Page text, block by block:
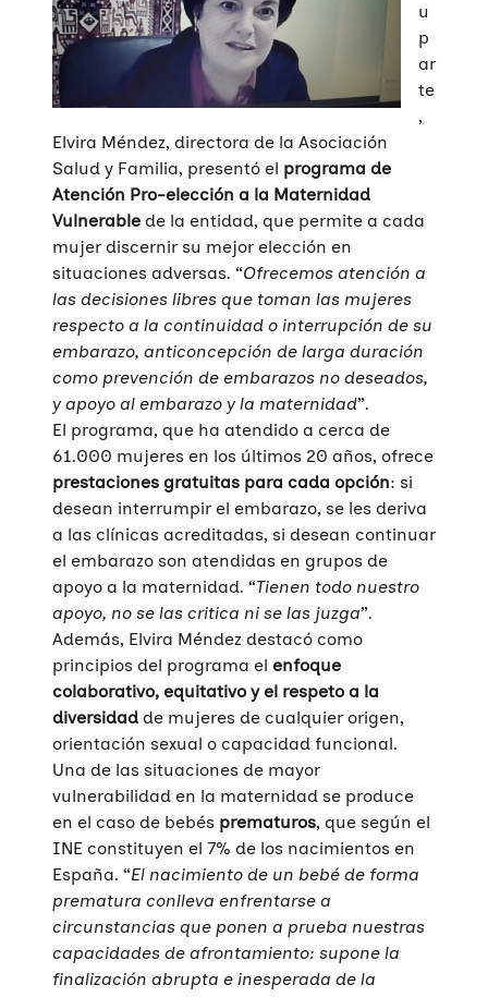
u
p
ar
te
,
Elvira Méndez, directora de la Asociación
Salud y Familia, presentó el programa de
Atención Pro-elección a la Maternidad
Vulnerable de la entidad, que permite a cada
mujer discernir su mejor elección en
situaciones adversas. “Ofrecemos atención a
las decisiones libres que toman las mujeres
respecto a la continuidad o interrupción de su
embarazo, anticoncepción de larga duración
como prevención de embarazos no deseados,
y apoyo al embarazo y la maternidad”.
El programa, que ha atendido a cerca de
61.000 mujeres en los últimos 20 años, ofrece
prestaciones gratuitas para cada opción: si
desean interrumpir el embarazo, se les deriva
a las clínicas acreditadas, si desean continuar
el embarazo son atendidas en grupos de
apoyo a la maternidad. “Tienen todo nuestro
apoyo, no se las critica ni se las juzga”.
Además, Elvira Méndez destacó como
principios del programa el enfoque
colaborativo, equitativo y el respeto a la
diversidad de mujeres de cualquier origen,
orientación sexual o capacidad funcional.
Una de las situaciones de mayor
vulnerabilidad en la maternidad se produce
en el caso de bebés prematuros, que según el
INE constituyen el 7% de los nacimientos en
España. “El nacimiento de un bebé de forma
prematura conlleva enfrentarse a
circunstancias que ponen a prueba nuestras
capacidades de afrontamiento: supone la
finalización abrupta e inesperada de la